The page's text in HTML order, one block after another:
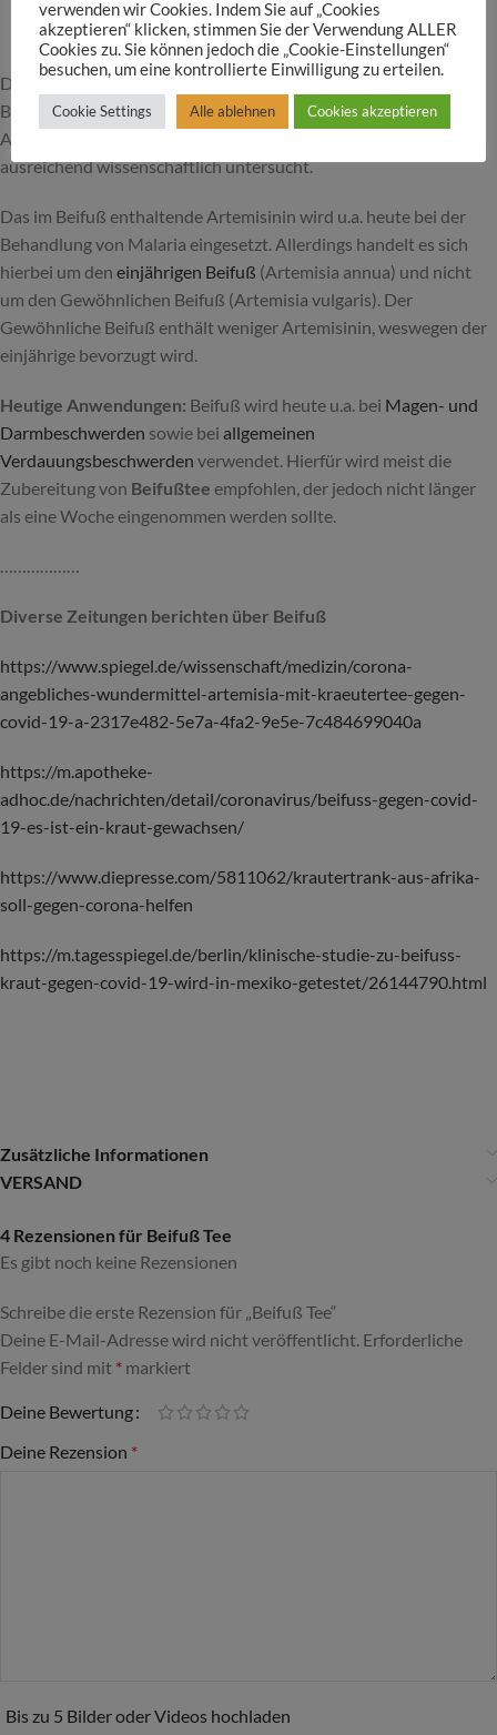
Die Wurzel des Beifußeswurde im frühen 19. Jahrhundert zur
Behandlung von Epilepsie verwendet. Inwiefern eine heutige
Anwendung bei Epilepsiefällen möglich ist, wurde nicht
ausreichend wissenschaftlich untersucht.
Das im Beifuß enthaltende Artemisinin wird u.a. heute bei der
Behandlung von Malaria eingesetzt. Allerdings handelt es sich
hierbei um den einjährigen Beifuß (Artemisia annua) und nicht
um den Gewöhnlichen Beifuß (Artemisia vulgaris). Der
Gewöhnliche Beifuß enthält weniger Artemisinin, weswegen der
einjährige bevorzugt wird.
Heutige Anwendungen: Beifuß wird heute u.a. bei Magen- und
Darmbeschwerden sowie bei allgemeinen
Verdauungsbeschwerden verwendet. Hierfür wird meist die
Zubereitung von Beifußtee empfohlen, der jedoch nicht länger
als eine Woche eingenommen werden sollte.
………………
Diverse Zeitungen berichten über Beifuß
https://www.spiegel.de/wissenschaft/medizin/corona-
angebliches-wundermittel-artemisia-mit-kraeutertee-gegen-
covid-19-a-2317e482-5e7a-4fa2-9e5e-7c484699040a
https://m.apotheke-
adhoc.de/nachrichten/detail/coronavirus/beifuss-gegen-covid-
19-es-ist-ein-kraut-gewachsen/
https://www.diepresse.com/5811062/krautertrank-aus-afrika-
soll-gegen-corona-helfen
https://m.tagesspiegel.de/berlin/klinische-studie-zu-beifuss-
kraut-gegen-covid-19-wird-in-mexiko-getestet/26144790.html
Zusätzliche Informationen
VERSAND
4 Rezensionen für Beifuß Tee
Es gibt noch keine Rezensionen
Schreibe die erste Rezension für „Beifuß Tee“
Deine E-Mail-Adresse wird nicht veröffentlicht. Erforderliche
Felder sind mit * markiert
Deine Bewertung
Deine Rezension *
Bis zu 5 Bilder oder Videos hochladen
Alternative:
verwenden wir Cookies. Indem Sie auf „Cookies
akzeptieren“ klicken, stimmen Sie der Verwendung ALLER
Cookies zu. Sie können jedoch die „Cookie-Einstellungen“
besuchen, um eine kontrollierte Einwilligung zu erteilen.
Cookie Settings Alle ablehnen Cookies akzeptieren